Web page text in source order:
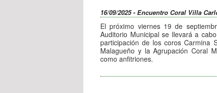
Carlospacense, en el marco de una
a la Segunda Feria Internacional
que se desarrollará del 30 de
Luego de la recepción protocolar,
segundo tomo del libro biográfico.
casa donde vivió Czarnyszewicz, se
el cementerio local y finalmente se
Bosque de la Poesía.
16/09/2025 - Encuentro Coral Villa
El próximo viernes 19 de
Auditorio Municipal se llevará a
participación de los coros Carmina
Malagueño y la Agrupación Coral
como anfitriones.
La entrada a este evento para
gratuita.